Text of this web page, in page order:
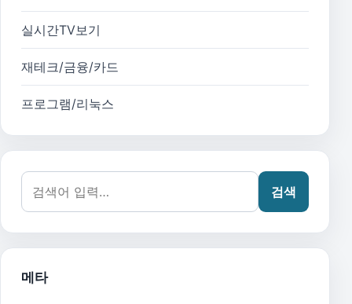
실시간TV보기
재테크/금융/카드
프로그램/리눅스
검색어:
검색
메타